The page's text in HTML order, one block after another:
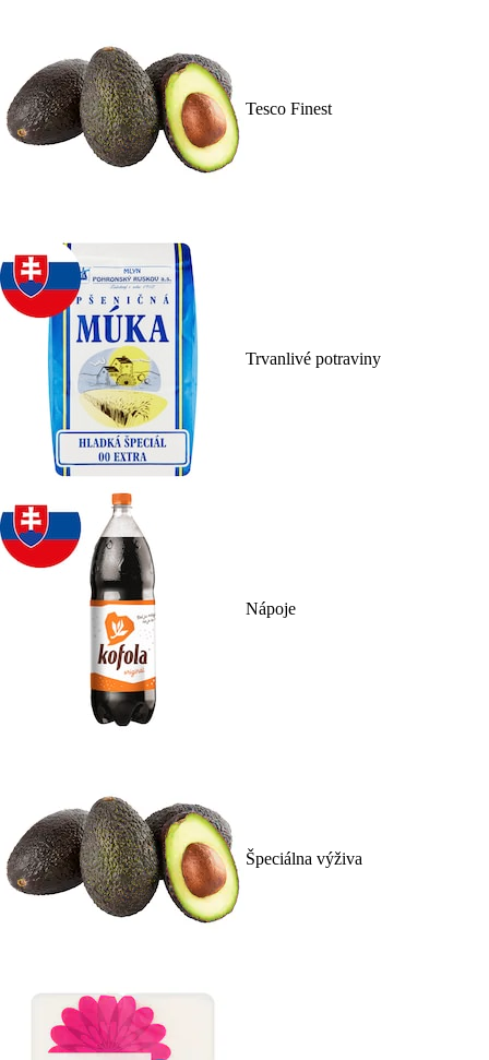
Tesco Finest
Trvanlivé potraviny
Nápoje
Špeciálna výživa